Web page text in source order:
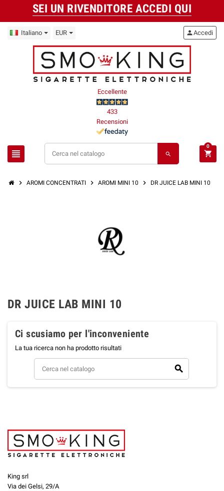
SEI UN RIVENDITORE ACCEDI QUI
Italiano EUR
Eccellente
433
Recensioni
view_headline search
personAccedi
shopping_cart
0
chevron_right AROMI CONCENTRATI chevron_right AROMI MINI 10 chevron_right DR JUICE LAB MINI 10
DR JUICE LAB MINI 10
Ci scusiamo per l'inconveniente
La tua ricerca non ha prodotto risultati
search
King srl
Via dei Gelsi, 29/A